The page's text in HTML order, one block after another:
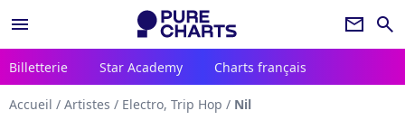
menu newsletter search
Billetterie Star Academy Charts français
Accueil / Artistes / Electro, Trip Hop / Nil